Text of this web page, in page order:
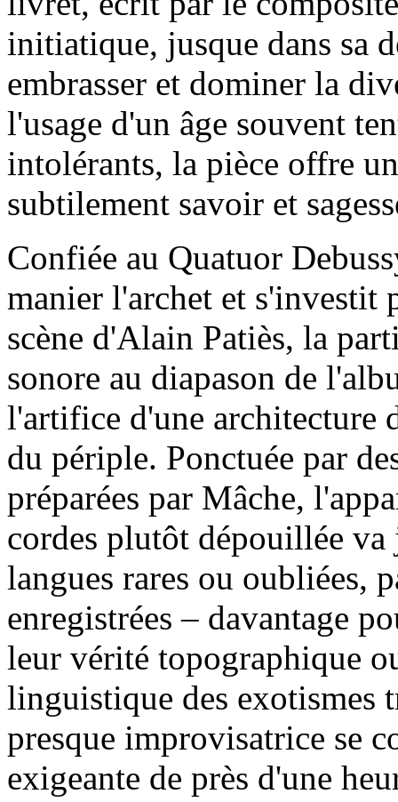
initiatique, jusque dans sa
embrasser et dominer la
l'usage d'un âge souvent
intolérants, la pièce offre
subtilement savoir et
Confiée au Quatuor
manier l'archet et s'investit
scène d'Alain Patiès, la
sonore au diapason de
l'artifice d'une architecture
du périple. Ponctuée par
préparées par Mâche,
cordes plutôt dépouillée va
langues rares ou oubliées,
enregistrées – davantage
leur vérité topographique
linguistique des exotismes
presque improvisatrice se
exigeante de près d'une